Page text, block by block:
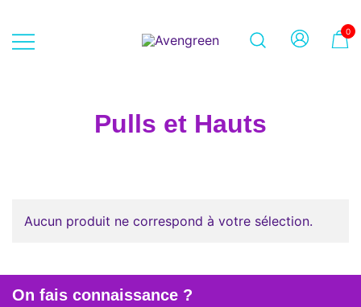
content
0
Pulls et Hauts
Aucun produit ne correspond à votre sélection.
On fais connaissance ?